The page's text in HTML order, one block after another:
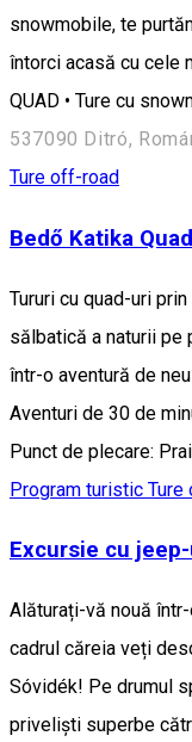
snowmobile, te
întorci acasă cu cele
QUAD • Ture cu
537090 Ditró,
Ture off-road
Bedő Katika
Tururi cu quad-uri
sălbatică a naturii pe
într-o aventură de
Aventuri de 30 de
Punct de plecare:
Program turistic Ture
Excursie cu
Alăturați-vă nouă
cadrul căreia veți
Sóvidék! Pe drumul
priveliști superbe